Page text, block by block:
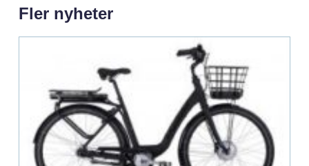
Fler nyheter